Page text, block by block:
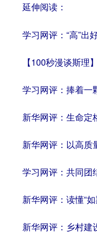
延伸阅读：
学习网评：“高”出
【100秒漫谈斯理
学习网评：捧着一
新华网评：生命定
新华网评：以高质
学习网评：共同团
新华网评：读懂“
新华网评：乡村建